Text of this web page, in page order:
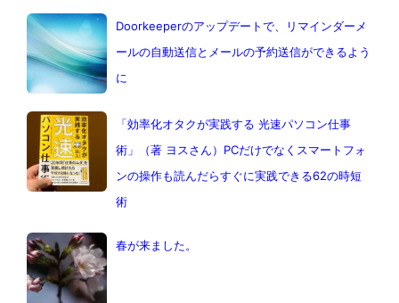
Doorkeeperのアップデートで、リマインダーメ
ールの自動送信とメールの予約送信ができるよう
に
「効率化オタクが実践する 光速パソコン仕事
術」（著 ヨスさん）PCだけでなくスマートフォ
ンの操作も読んだらすぐに実践できる62の時短
術
春が来ました。